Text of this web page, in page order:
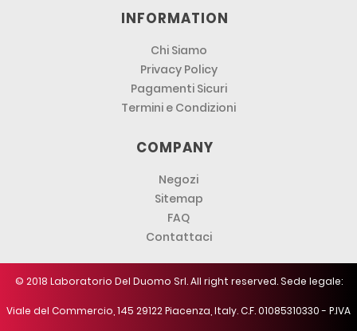
INFORMATION
Chi Siamo
Privacy Policy
Pagamenti Sicuri
Termini e Condizioni
COMPANY
Negozi
Sitemap
FAQ
Contattaci
© 2018 Laboratorio Del Duomo Srl. All right reserved. Sede legale:
Viale del Commercio, 145 29122 Piacenza, Italy. C.F. 01085310330 - P.IVA